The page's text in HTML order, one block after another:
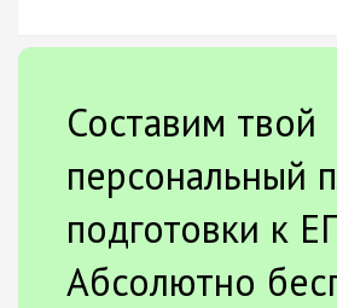
Составим твой
персональный
подготовки к
Абсолютно